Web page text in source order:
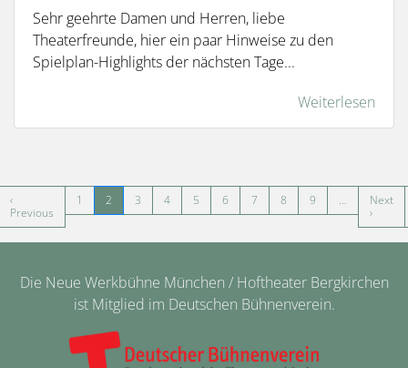
Sehr geehrte Damen und Herren, liebe
Theaterfreunde, hier ein paar Hinweise zu den
Spielplan-Highlights der nächsten Tage...
Weiterlesen
Seitennummerierung
Seite
‹
Previous Vorherige Seite
1 2 3 4 5 6 7 8 9 …
Next
›
Die Neue Werkbühne München / Hoftheater Bergkirchen
ist Mitglied im Deutschen Bühnenverein.